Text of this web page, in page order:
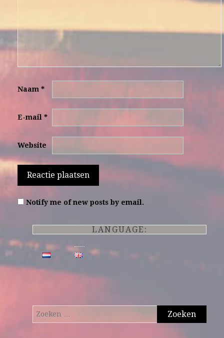
Naam *
E-mail *
Website
Notify me of new posts by email.
LANGUAGE:
Zoeken